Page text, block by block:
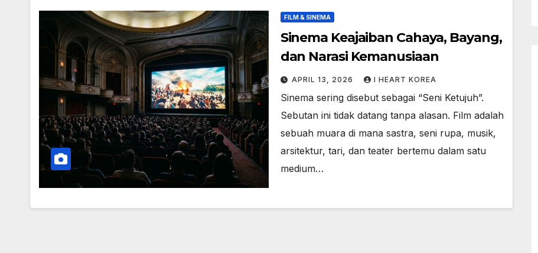
FILM & SINEMA
Sinema Keajaiban Cahaya, Bayang,
dan Narasi Kemanusiaan
APRIL 13, 2026 I HEART KOREA
Sinema sering disebut sebagai “Seni Ketujuh”.
Sebutan ini tidak datang tanpa alasan. Film adalah
sebuah muara di mana sastra, seni rupa, musik,
arsitektur, tari, dan teater bertemu dalam satu
medium…